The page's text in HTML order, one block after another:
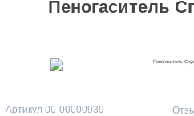
Пеногаситель
Артикул 00-00000939